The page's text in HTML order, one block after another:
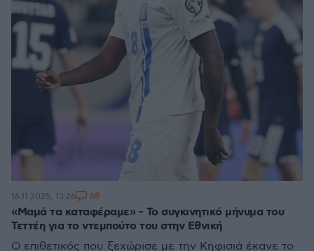
«Μαμά τα καταφέραμε» - Το συγκινητικό μήνυμα του
Τεττέη για το ντεμπούτο του στην Εθνική
Ο επιθετικός που ξεχώρισε με την Κηφισιά έκανε το
16.11.2025, 13:26 68